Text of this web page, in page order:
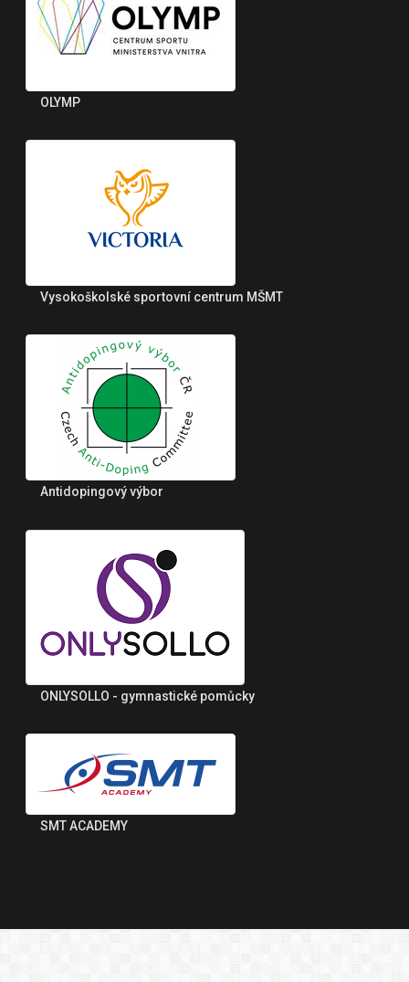
OLYMP
Vysokoškolské sportovní centrum MŠMT
Antidopingový výbor
ONLYSOLLO - gymnastické pomůcky
SMT ACADEMY